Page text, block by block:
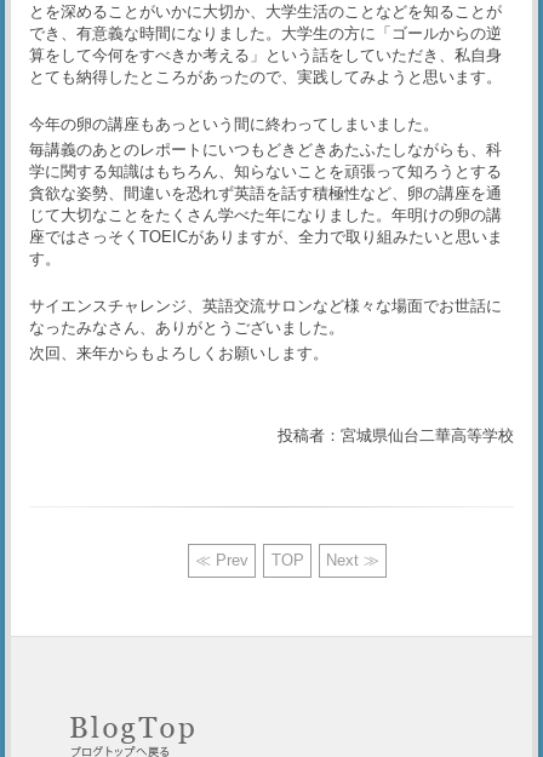
とを深めることがいかに大切か、大学生活のことなどを知ることが
でき、有意義な時間になりました。大学生の方に「ゴールからの逆
算をして今何をすべきか考える」という話をしていただき、私自身
とても納得したところがあったので、実践してみようと思います。
今年の卵の講座もあっという間に終わってしまいました。
毎講義のあとのレポートにいつもどきどきあたふたしながらも、科
学に関する知識はもちろん、知らないことを頑張って知ろうとする
貪欲な姿勢、間違いを恐れず英語を話す積極性など、卵の講座を通
じて大切なことをたくさん学べた年になりました。年明けの卵の講
座ではさっそくTOEICがありますが、全力で取り組みたいと思いま
す。
サイエンスチャレンジ、英語交流サロンなど様々な場面でお世話に
なったみなさん、ありがとうございました。
次回、来年からもよろしくお願いします。
投稿者：宮城県仙台二華高等学校
≪ Prev TOP Next ≫